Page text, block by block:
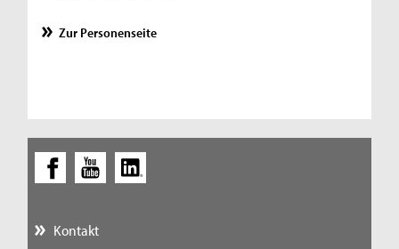
Zur Personenseite
Kontakt